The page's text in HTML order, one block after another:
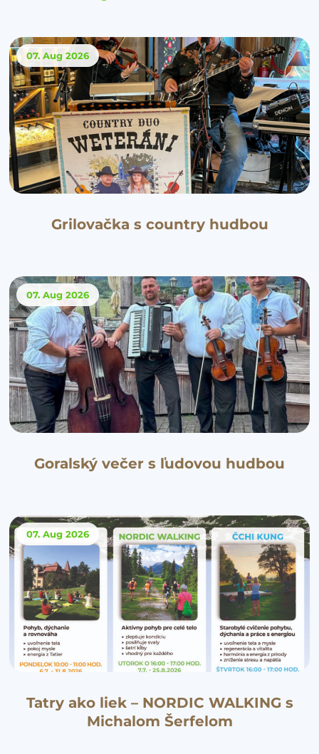
07. Aug 2026
Grilovačka s country hudbou
07. Aug 2026
Goralský večer s ľudovou hudbou
07. Aug 2026
Tatry ako liek – NORDIC WALKING s
Michalom Šerfelom